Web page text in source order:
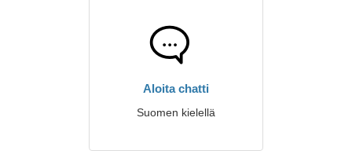
Aloita chatti
Suomen kielellä